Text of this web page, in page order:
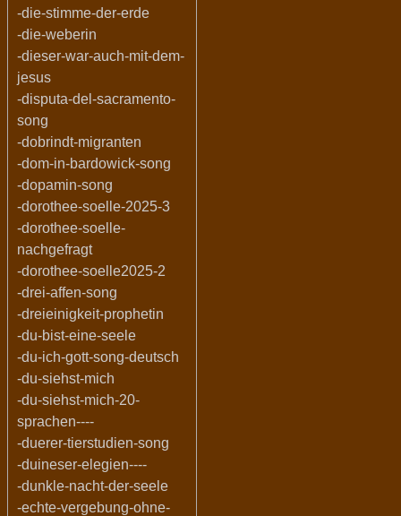
-die-stimme-der-erde
-die-weberin
-dieser-war-auch-mit-dem-
jesus
-disputa-del-sacramento-
song
-dobrindt-migranten
-dom-in-bardowick-song
-dopamin-song
-dorothee-soelle-2025-3
-dorothee-soelle-
nachgefragt
-dorothee-soelle2025-2
-drei-affen-song
-dreieinigkeit-prophetin
-du-bist-eine-seele
-du-ich-gott-song-deutsch
-du-siehst-mich
-du-siehst-mich-20-
sprachen----
-duerer-tierstudien-song
-duineser-elegien----
-dunkle-nacht-der-seele
-echte-vergebung-ohne-